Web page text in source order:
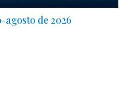
agosto de 2026